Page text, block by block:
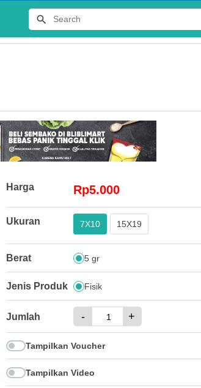
Harga Rp5.000
Ukuran 7X10 15X19
Berat 5 gr
Jenis Produk Fisik
Jumlah - +
Tampilkan Voucher
Tampilkan Video